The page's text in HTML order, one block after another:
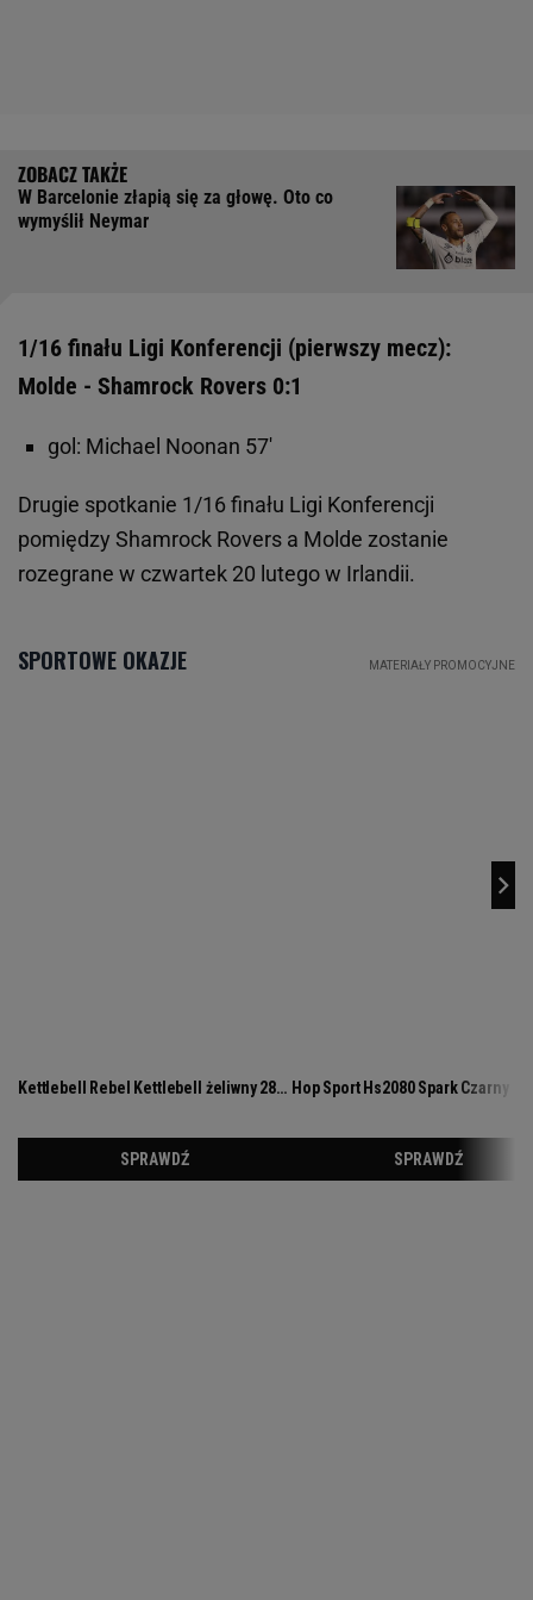
W Barcelonie złapią się za głowę. Oto co
wymyślił Neymar
1/16 finału Ligi Konferencji (pierwszy mecz):
Molde - Shamrock Rovers 0:1
gol: Michael Noonan 57'
Drugie spotkanie 1/16 finału Ligi Konferencji
pomiędzy Shamrock Rovers a Molde zostanie
rozegrane w czwartek 20 lutego w Irlandii.